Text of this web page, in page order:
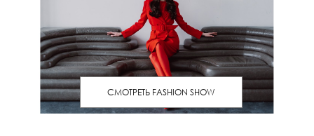
СМОТРЕТЬ FASHION SHOW